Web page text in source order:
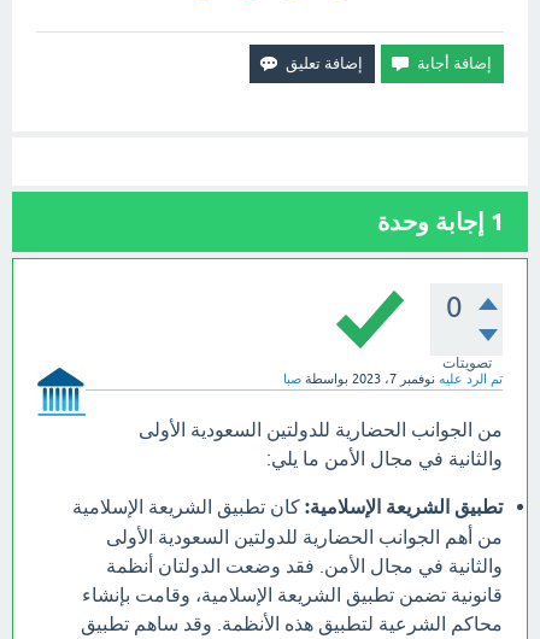
1 إجابة وحدة
0
تصويتات
تم الرد عليه نوفمبر 7، 2023 بواسطة صبا
من الجوانب الحضارية للدولتين السعودية الأولى
والثانية في مجال الأمن ما يلي:
تطبيق الشريعة الإسلامية: كان تطبيق الشريعة الإسلامية
من أهم الجوانب الحضارية للدولتين السعودية الأولى
والثانية في مجال الأمن. فقد وضعت الدولتان أنظمة
قانونية تضمن تطبيق الشريعة الإسلامية، وقامت بإنشاء
محاكم الشرعية لتطبيق هذه الأنظمة. وقد ساهم تطبيق